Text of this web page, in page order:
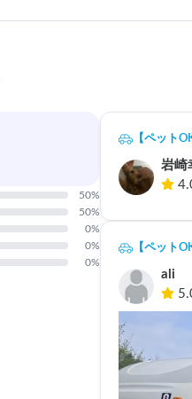
50%
50%
0%
0%
0%
【ペット
岩崎
【ペット
ali